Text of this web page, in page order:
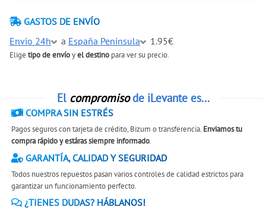
GASTOS DE ENVÍO
Envio 24h
a España Peninsula 1.95€
Elige tipo de envíoyel destino para ver su precio.
El compromisode iLevante es...
COMPRA SIN ESTRÉS
Pagos seguros con tarjeta de crédito, Bizum o transferencia. Enviamos tu
compra rápido y estáras siempre informado.
GARANTÍA, CALIDAD Y SEGURIDAD
Todos nuestros repuestos pasan varios controles de calidad estrictos para
garantizar un funcionamiento perfecto.
¿TIENES DUDAS? HÁBLANOS!